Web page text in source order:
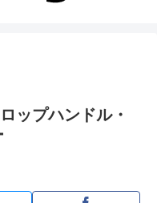
ップハンドル・